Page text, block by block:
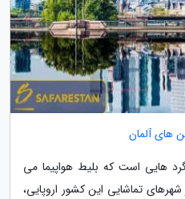
های آلمان
هایی است که بلیط هواپیما می
شهرهای تماشایی این کشور اروپایی،